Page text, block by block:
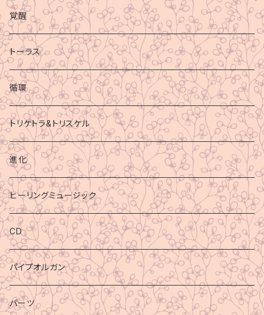
覚醒
トーラス
循環
トリケトラ&トリスケル
進化
ヒーリングミュージック
CD
パイプオルガン
パーツ